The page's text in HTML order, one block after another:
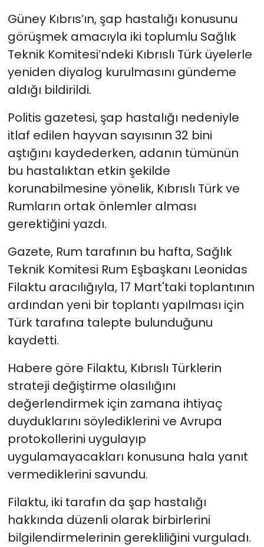
Güney Kıbrıs’ın, şap hastalığı konusunu
görüşmek amacıyla iki toplumlu Sağlık
Teknik Komitesi’ndeki Kıbrıslı Türk üyelerle
yeniden diyalog kurulmasını gündeme
aldığı bildirildi.
Politis gazetesi, şap hastalığı nedeniyle
itlaf edilen hayvan sayısının 32 bini
aştığını kaydederken, adanın tümünün
bu hastalıktan etkin şekilde
korunabilmesine yönelik, Kıbrıslı Türk ve
Rumların ortak önlemler alması
gerektiğini yazdı.
Gazete, Rum tarafının bu hafta, Sağlık
Teknik Komitesi Rum Eşbaşkanı Leonidas
Filaktu aracılığıyla, 17 Mart'taki toplantının
ardından yeni bir toplantı yapılması için
Türk tarafına talepte bulunduğunu
kaydetti.
Habere göre Filaktu, Kıbrıslı Türklerin
strateji değiştirme olasılığını
değerlendirmek için zamana ihtiyaç
duyduklarını söylediklerini ve Avrupa
protokollerini uygulayıp
uygulamayacakları konusuna hala yanıt
vermediklerini savundu.
Filaktu, iki tarafın da şap hastalığı
hakkında düzenli olarak birbirlerini
bilgilendirmelerinin gerekliliğini vurguladı.
SAĞLIK
Spor
Teknoloji
TÜRKiYE
Video Galeri
YAŞAM
Yazarlar